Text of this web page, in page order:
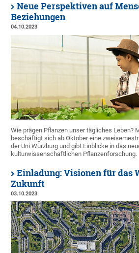
Neue Perspektiven auf
Beziehungen
04.10.2023
Wie prägen Pflanzen unser tägliches Leben?
beschäftigt sich ab Oktober eine
der Uni Würzburg und gibt Einblicke in das
kulturwissenschaftlichen Pflanzenforschung.
Einladung: Visionen für das
Zukunft
03.10.2023